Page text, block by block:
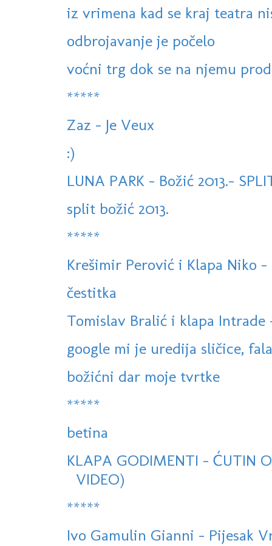
iz vrimena kad se kraj teatra
odbrojavanje je počelo
voćni trg dok se na njemu
*****
Zaz - Je Veux
:)
LUNA PARK - Božić 2013.-
split božić 2013.
*****
Krešimir Perović i Klapa Niko
čestitka
Tomislav Bralić i klapa Intrade
google mi je uredija sličice,
božićni dar moje tvrtke
*****
betina
KLAPA GODIMENTI - ĆUTIN
VIDEO)
*****
Ivo Gamulin Gianni - Pijesak